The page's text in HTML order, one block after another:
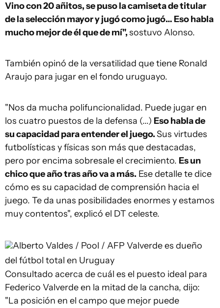
Vino con 20 añitos, se puso la camiseta de titular
de la selección mayor y jugó como jugó… Eso habla
mucho mejor de él que de mí",sostuvo Alonso.
También opinó de la versatilidad que tiene Ronald
Araujo para jugar en el fondo uruguayo.
"Nos da mucha polifuncionalidad. Puede jugar en
los cuatro puestos de la defensa (...) Eso habla de
su capacidad para entender el juego.Sus virtudes
futbolísticas y físicas son más que destacadas,
pero por encima sobresale el crecimiento. Es un
chico que año tras año va a más. Ese detalle te dice
cómo es su capacidad de comprensión hacia el
juego. Te da unas posibilidades enormes y estamos
muy contentos", explicó el DT celeste.
Alberto Valdes / Pool / AFP Valverde es dueño
del fútbol total en Uruguay
Consultado acerca de cuál es el puesto ideal para
Federico Valverde en la mitad de la cancha, dijo:
"La posición en el campo que mejor puede